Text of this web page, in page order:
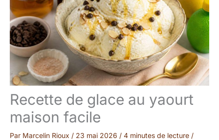
Recette de glace au yaourt
maison facile
Par Marcelin Rioux / 23 mai 2026 / 4 minutes de lecture /